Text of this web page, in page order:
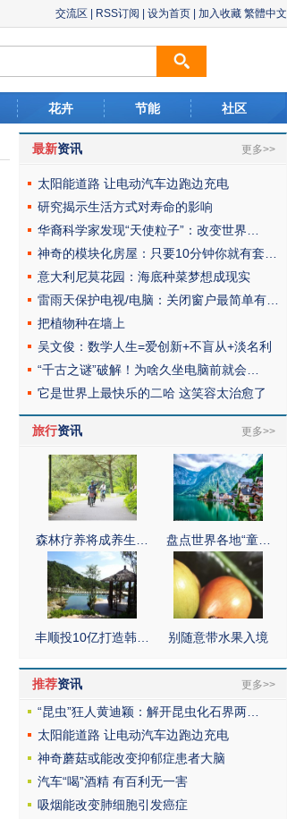
交流区 RSS订阅 设为首页 加入收藏 繁體中文
花卉 节能 社区
最新资讯 更多>>
太阳能道路 让电动汽车边跑边充电
研究揭示生活方式对寿命的影响
华裔科学家发现“天使粒子”：改变世界…
神奇的模块化房屋：只要10分钟你就有套…
意大利尼莫花园：海底种菜梦想成现实
雷雨天保护电视/电脑：关闭窗户最简单有…
把植物种在墙上
吴文俊：数学人生=爱创新+不盲从+淡名利
“千古之谜”破解！为啥久坐电脑前就会…
它是世界上最快乐的二哈 这笑容太治愈了
旅行资讯 更多>>
森林疗养将成养生… 盘点世界各地“童…
丰顺投10亿打造韩… 别随意带水果入境
推荐资讯 更多>>
“昆虫”狂人黄迪颖：解开昆虫化石界两…
太阳能道路 让电动汽车边跑边充电
神奇蘑菇或能改变抑郁症患者大脑
汽车“喝”酒精 有百利无一害
吸烟能改变肺细胞引发癌症